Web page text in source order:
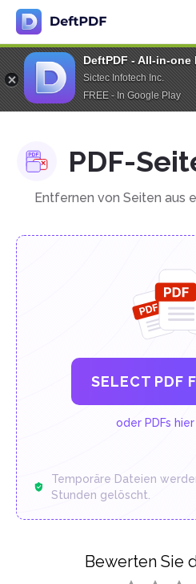
DeftPDF - All-in-one
Sictec Infotech Inc.
FREE - In Google Play
PDF-
Entfernen von Seiten aus
SELECT PDF
oder PDFs
Temporäre Dateien
Stunden gelöscht.
Bewerten Sie